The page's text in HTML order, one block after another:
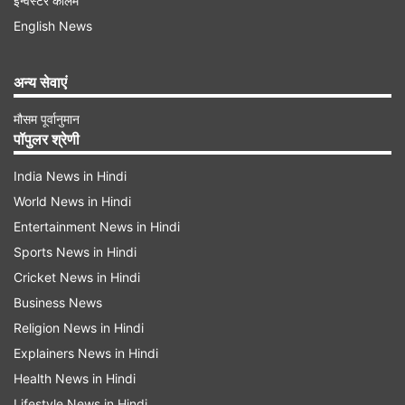
बीच, उसके हाथों की हरकत होते ही वह ओवरहेड इक्वीपमेंट
तेज झटका खाकर ट्रेन से नीचे गिर गया।
English News
अन्य सेवाएं
मौसम पूर्वानुमान
पॉपुलर श्रेणी
India News in Hindi
World News in Hindi
Entertainment News in Hindi
Sports News in Hindi
Cricket News in Hindi
Business News
Religion News in Hindi
Explainers News in Hindi
Health News in Hindi